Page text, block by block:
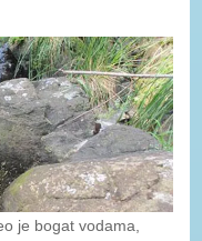
je bogat vodama,